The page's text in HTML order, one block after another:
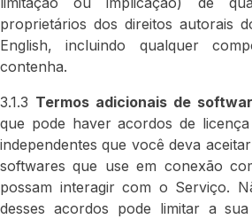
proprietários dos direitos autorais
English, incluindo qualquer
contenha.
3.1.3 Termos adicionais de
que pode haver acordos de
independentes que você deva
softwares que use em conexão
possam interagir com o Serviço.
desses acordos pode limitar a